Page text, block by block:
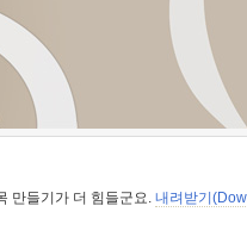
만들기가 더 힘들군요. 내려받기